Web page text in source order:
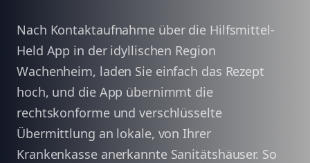
Nach Kontaktaufnahme über die Hilfsmittel-
Held App in der idyllischen Region
Wachenheim, laden Sie einfach das Rezept
hoch, und die App übernimmt die
rechtskonforme und verschlüsselte
Übermittlung an lokale, von Ihrer
Krankenkasse anerkannte Sanitätshäuser. So